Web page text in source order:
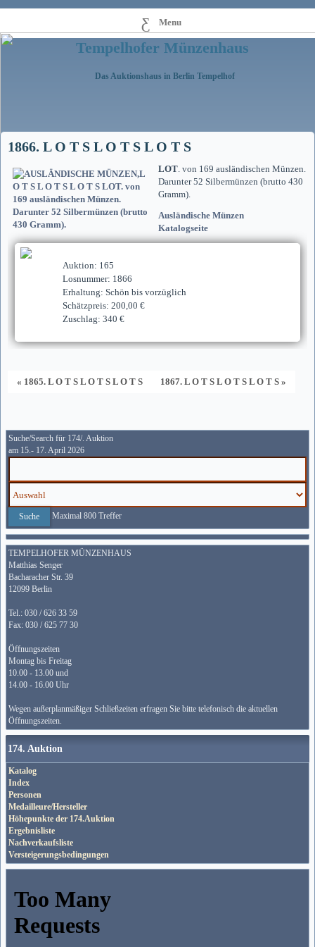
Menu
Tempelhofer Münzenhaus
Das Auktionshaus in Berlin Tempelhof
1866. L O T S L O T S L O T S
LOT. von 169 ausländischen Münzen.
Darunter 52 Silbermünzen (brutto 430
Gramm).
Ausländische Münzen
Katalogseite
Auktion: 165
Losnummer: 1866
Erhaltung: Schön bis vorzüglich
Schätzpreis: 200,00 €
Zuschlag: 340 €
« 1865. L O T S L O T S L O T S 1867. L O T S L O T S L O T S »
Suche/Search für 174/. Auktion
am 15.- 17. April 2026
Maximal 800 Treffer
TEMPELHOFER MÜNZENHAUS
Matthias Senger
Bacharacher Str. 39
12099 Berlin
Tel.: 030 / 626 33 59
Fax: 030 / 625 77 30
Öffnungszeiten
Montag bis Freitag
10.00 - 13.00 und
14.00 - 16.00 Uhr
Wegen außerplanmäßiger Schließzeiten erfragen Sie bitte telefonisch die aktuellen
Öffnungszeiten.
174. Auktion
Katalog
Index
Personen
Medailleure/Hersteller
Höhepunkte der 174.Auktion
Ergebnisliste
Nachverkaufsliste
Versteigerungsbedingungen